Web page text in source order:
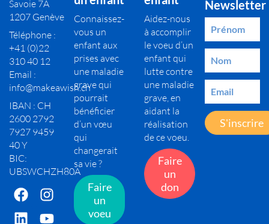
Savoie 7A
1207 Genève
Téléphone :
+41 (0)22
310 40 12
Email :
info@makeawish.ch
IBAN : CH
2600 2792
7927 9459
40 Y
BIC:
UBSWCHZH80A
Connaissez-
vous un
enfant aux
prises avec
une maladie
grave qui
pourrait
bénéficier
d’un vœu
qui
changerait
sa vie ?
Faire
un
voeu
Aidez-nous
à accomplir
le voeu d’un
enfant qui
lutte contre
une maladie
grave, en
aidant la
réalisation
de ce voeu.
Faire
un
don
Newsletter
S'inscrire